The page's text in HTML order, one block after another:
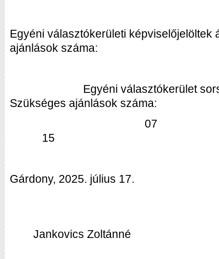
Egyéni választókerületi képviselőjelöltek
ajánlások száma:
Egyéni
Szükséges ajánlások száma:
15
Gárdony, 2025. július 17.
Jankovics Zoltánné